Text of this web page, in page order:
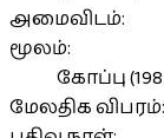
அமைவிடம்:
மூலம்:
கோப்பு
மேலதிக விபரம்: